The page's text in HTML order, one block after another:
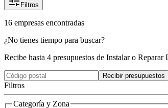
Filtros
16 empresas encontradas
¿No tienes tiempo para buscar?
Recibe hasta 4 presupuestos de Instalar o Reparar
Recibir presupuestos
Filtros
Categoría y Zona